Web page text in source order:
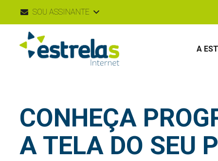
SOU ASSINANTE
A
CONHEÇA
A TELA DO SEU